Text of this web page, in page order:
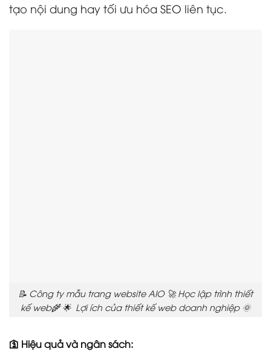
tạo nội dung hay tối ưu hóa SEO liên tục.
📝 Công ty mẫu trang website AIO 🚀 Học lập trình thiết
kế web🌾 🌟 Lợi ích của thiết kế web doanh nghiệp 🌞
🛐 Hiệu quả và ngân sách: